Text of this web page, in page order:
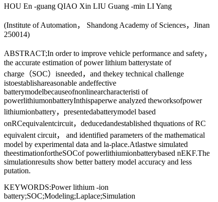
HOU En -guang QIAO Xin LIU Guang -min LI Yang
(Institute of Automation， Shandong Academy of Sciences，Jinan
250014)
ABSTRACT;In order to improve vehicle performance and safety，
the accurate estimation of power lithium batterystate of
charge（SOC）isneeded，and thekey technical challenge
istoestablishareasonable andeffective
batterymodelbecauseofnonlinearcharacteristi of
powerlithiumonbatteryInthispaperwe analyzed theworksofpower
lithiumionbattery，presentedabatterymodel based
onRCequivalentcircuit，deducedandestablished thquations of RC
equivalent circuit， and identified parameters of the mathematical
model by experimental data and la-place.Atlastwe simulated
theestimationfortheSOCof powerlithiumionbatterybased nEKF.The
simulationresults show better battery model accuracy and less
putation.
KEYWORDS:Power lithium -ion
battery;SOC;Modeling;Laplace;Simulation